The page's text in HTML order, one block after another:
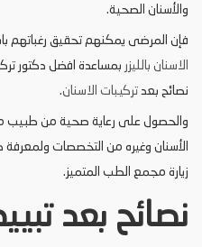
والأسنان الصحية.
فإن المرضى يمكنهم تحقيق رغباتهم
الاسنان بالليزر بمساعدة افضل دكتور
نصائح بعد تركيبات الاسنان.
والحصول على رعاية صحية من
الأسنان وغيره من التخصصات
زيارة مجمع الطب المتميز.
نصائح بعد